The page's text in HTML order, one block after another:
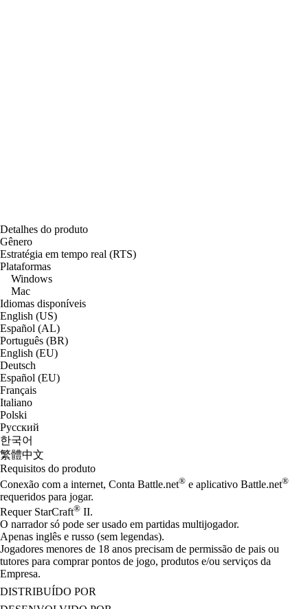
Detalhes do produto
Gênero
Estratégia em tempo real (RTS)
Plataformas
Windows
Mac
Idiomas disponíveis
English (US)
Español (AL)
Português (BR)
English (EU)
Deutsch
Español (EU)
Français
Italiano
Polski
Русский
한국어
繁體中文
Requisitos do produto
Conexão com a internet, Conta Battle.net® e aplicativo Battle.net®
requeridos para jogar.
Requer StarCraft® II.
O narrador só pode ser usado em partidas multijogador.
Apenas inglês e russo (sem legendas).
Jogadores menores de 18 anos precisam de permissão de pais ou
tutores para comprar pontos de jogo, produtos e/ou serviços da
Empresa.
DISTRIBUÍDO POR